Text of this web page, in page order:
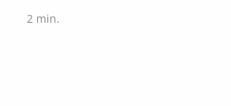
2 min.